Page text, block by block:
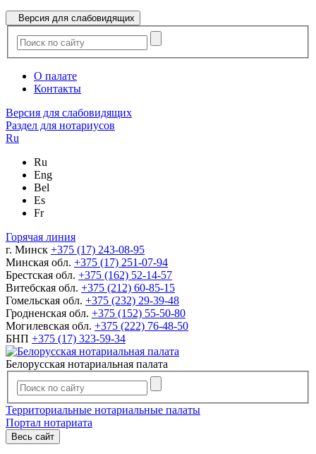
Версия для слабовидящих
О палате
Контакты
Версия для слабовидящих
Раздел для нотариусов
Ru
Ru
Eng
Bel
Es
Fr
Горячая линия
г. Минск +375 (17) 243-08-95
Минская обл. +375 (17) 251-07-94
Брестская обл. +375 (162) 52-14-57
Витебская обл. +375 (212) 60-85-15
Гомельская обл. +375 (232) 29-39-48
Гродненская обл. +375 (152) 55-50-80
Могилевская обл. +375 (222) 76-48-50
БНП +375 (17) 323-59-34
Белорусская нотариальная палата
Территориальные нотариальные палаты
Портал нотариата
Весь сайт